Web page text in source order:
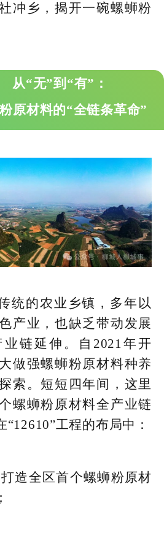
冲乡，揭开一碗螺蛳粉
从“无”到“有”：
原材料的“全链条革命”
统的农业乡镇，多年以
产业，也缺乏带动发展
链延伸。自2021年开
做强螺蛳粉原材料种养
索。短短四年间，这里
螺蛳粉原材料全产业链
工程的布局中：
造全区首个螺蛳粉原材